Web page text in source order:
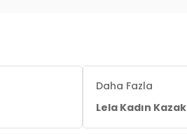
Daha Fazla
Lela Kadın Kazak